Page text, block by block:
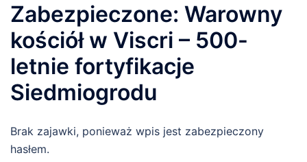
Zabezpieczone: Warowny
kościół w Viscri – 500-
letnie fortyfikacje
Siedmiogrodu
Brak zajawki, ponieważ wpis jest zabezpieczony
hasłem.